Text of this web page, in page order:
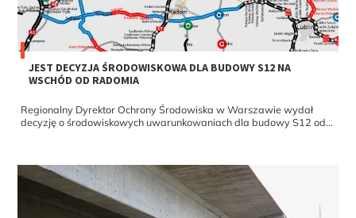
JEST DECYZJA ŚRODOWISKOWA DLA BUDOWY S12 NA
WSCHÓD OD RADOMIA
Regionalny Dyrektor Ochrony Środowiska w Warszawie wydał
decyzję o środowiskowych uwarunkowaniach dla budowy S12 od...